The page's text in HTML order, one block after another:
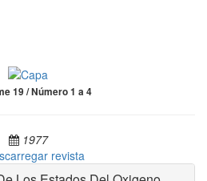
19 / Número 1 a 4
1977
revista